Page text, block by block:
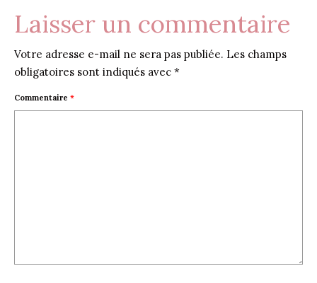
Laisser un commentaire
Votre adresse e-mail ne sera pas publiée. Les champs
obligatoires sont indiqués avec *
Commentaire *